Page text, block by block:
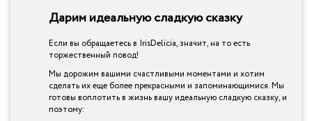
Дарим идеальную сладкую сказку
Если вы обращаетесь в IrisDelicia, значит, на то есть
торжественный повод!
Мы дорожим вашими счастливыми моментами и хотим
сделать их еще более прекрасными и запоминающимися. Мы
готовы воплотить в жизнь вашу идеальную сладкую сказку, и
поэтому: